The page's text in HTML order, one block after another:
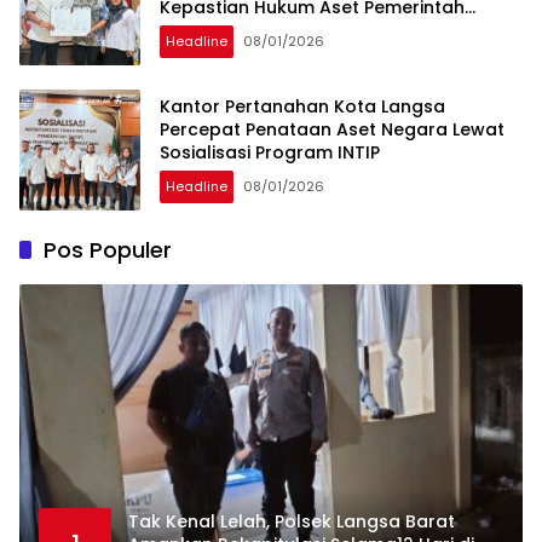
Kepastian Hukum Aset Pemerintah
Daerah
Headline 08/01/2026
Kantor Pertanahan Kota Langsa
Percepat Penataan Aset Negara Lewat
Sosialisasi Program INTIP
Headline 08/01/2026
Pos Populer
Tak Kenal Lelah, Polsek Langsa Barat